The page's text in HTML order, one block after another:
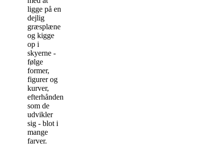
ligge på en
dejlig
græsplæne
og kigge
op i
skyerne -
følge
former,
figurer og
kurver,
efterhånden
som de
udvikler
sig - blot i
mange
farver.